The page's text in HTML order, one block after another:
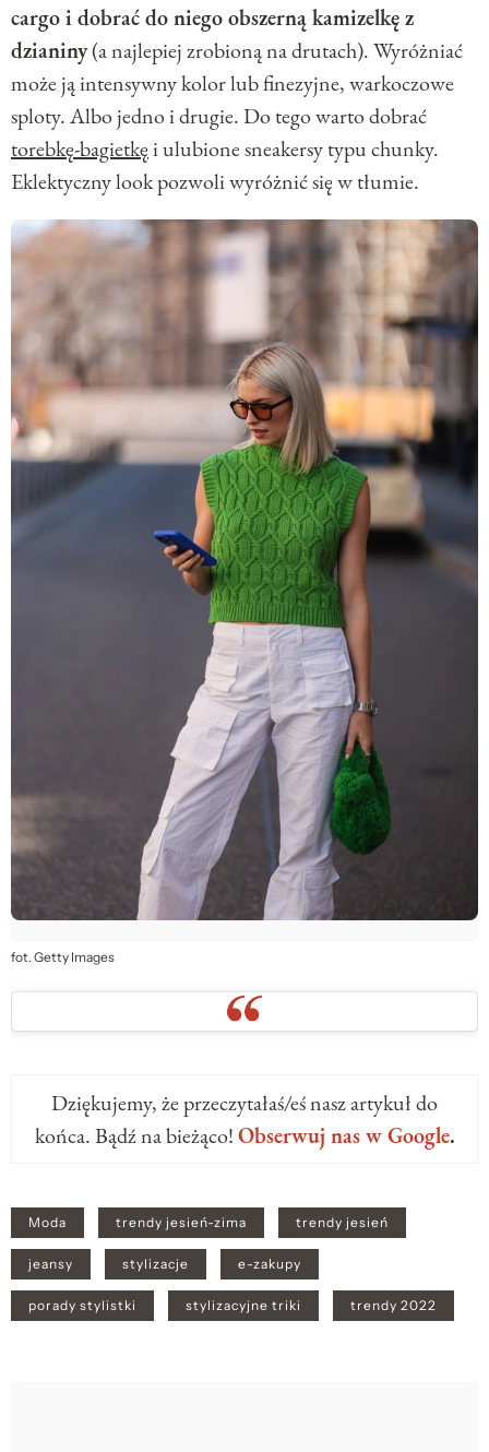
cargo i dobrać do niego obszerną kamizelkę z
dzianiny(a najlepiej zrobioną na drutach). Wyróżniać
może ją intensywny kolor lub finezyjne, warkoczowe
sploty. Albo jedno i drugie. Do tego warto dobrać
torebkę-bagietkęi ulubione sneakersy typu chunky.
Eklektyczny look pozwoli wyróżnić się w tłumie.
fot. Getty Images
Dziękujemy, że przeczytałaś/eś nasz artykuł do
końca. Bądź na bieżąco!Obserwuj nas w Google.
Moda trendy jesień-zima trendy jesień
jeansy stylizacje e-zakupy
porady stylistki stylizacyjne triki trendy 2022